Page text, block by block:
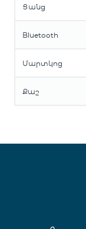
Ցանց
Bluetooth
Մարտկոց
Քաշ